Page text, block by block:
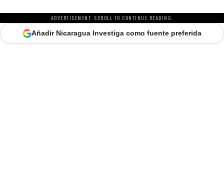
ADVERTISEMENT. SCROLL TO CONTINUE READING.
Añadir Nicaragua Investiga como fuente preferida